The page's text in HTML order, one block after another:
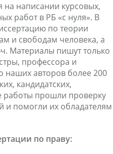
на написании курсовых,
работ в РБ «с нуля». В
по теории
и свободам человека, а
Материалы пишут только
профессора и
наших авторов более 200
кандидатских,
работы прошли проверку
и помогли их обладателям
по праву: